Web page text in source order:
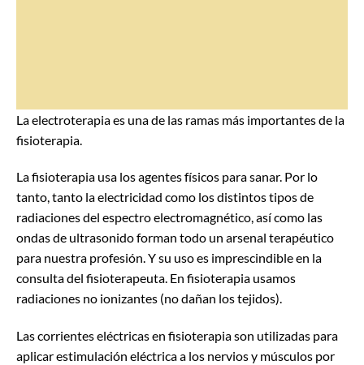
La electroterapia es una de las ramas más importantes de la
fisioterapia.
La fisioterapia usa los agentes físicos para sanar. Por lo
tanto, tanto la electricidad como los distintos tipos de
radiaciones del espectro electromagnético, así como las
ondas de ultrasonido forman todo un arsenal terapéutico
para nuestra profesión. Y su uso es imprescindible en la
consulta del fisioterapeuta. En fisioterapia usamos
radiaciones no ionizantes (no dañan los tejidos).
Las corrientes eléctricas en fisioterapia son utilizadas para
aplicar estimulación eléctrica a los nervios y músculos por